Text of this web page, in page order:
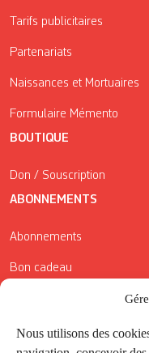
Nous utilisons des
Tarifs publicitaires
Partenariats
Naissances et Mortuaires
Formulaire Mémento
BOUTIQUE
Don / Souscription
ABONNEMENTS
Abonnements
Bon cadeau
Conditions générales de
Réductions de la Carte